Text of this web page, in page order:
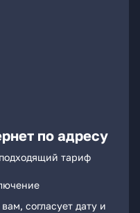
по адресу
тариф
согласует дату и